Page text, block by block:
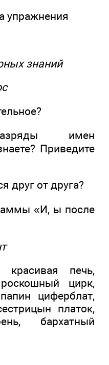
упражнения
знаний
имен
Приведите
друг от друга?
«И, ы после
печь,
цирк,
циферблат,
платок,
бархатный